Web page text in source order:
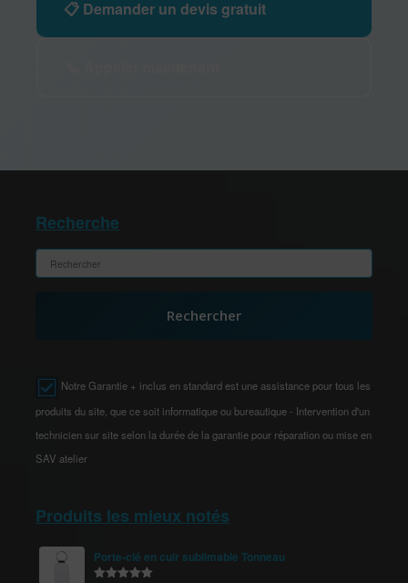
📋 Demander un devis gratuit
Recherche
Rechercher
Notre Garantie + inclus en standard est une assistance pour tous les
produits du site, que ce soit informatique ou bureautique - Intervention d'un
technicien sur site selon la durée de la garantie pour réparation ou mise en
SAV atelier
Produits les mieux notés
Porte-clé en cuir sublimable Tonneau